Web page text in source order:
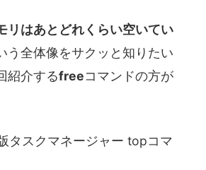
リはあとどれくらい空いてい
う全体像をサクッと知りたい
紹介するfreeコマンドの方が
タスクマネージャー topコマ